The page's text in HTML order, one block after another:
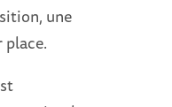
une